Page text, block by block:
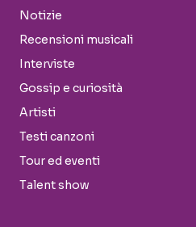
Notizie
Recensioni musicali
Interviste
Gossip e curiosità
Artisti
Testi canzoni
Tour ed eventi
Talent show